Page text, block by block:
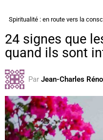
Spiritualité : en route vers la
24 signes que
quand ils sont
Par Jean-Charles Réno